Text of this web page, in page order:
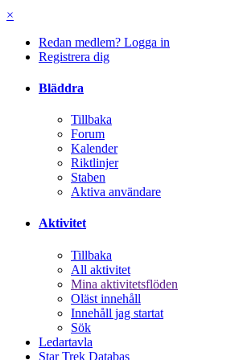
×
Redan medlem? Logga in
Registrera dig
Bläddra
Tillbaka
Forum
Kalender
Riktlinjer
Staben
Aktiva användare
Aktivitet
Tillbaka
All aktivitet
Mina aktivitetsflöden
Oläst innehåll
Innehåll jag startat
Sök
Ledartavla
Star Trek Databas